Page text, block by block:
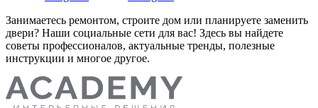
Занимаетесь ремонтом, строите дом или планируете заменить
двери? Наши социальные сети для вас! Здесь вы найдете
советы профессионалов, актуальные тренды, полезные
инструкции и многое другое.